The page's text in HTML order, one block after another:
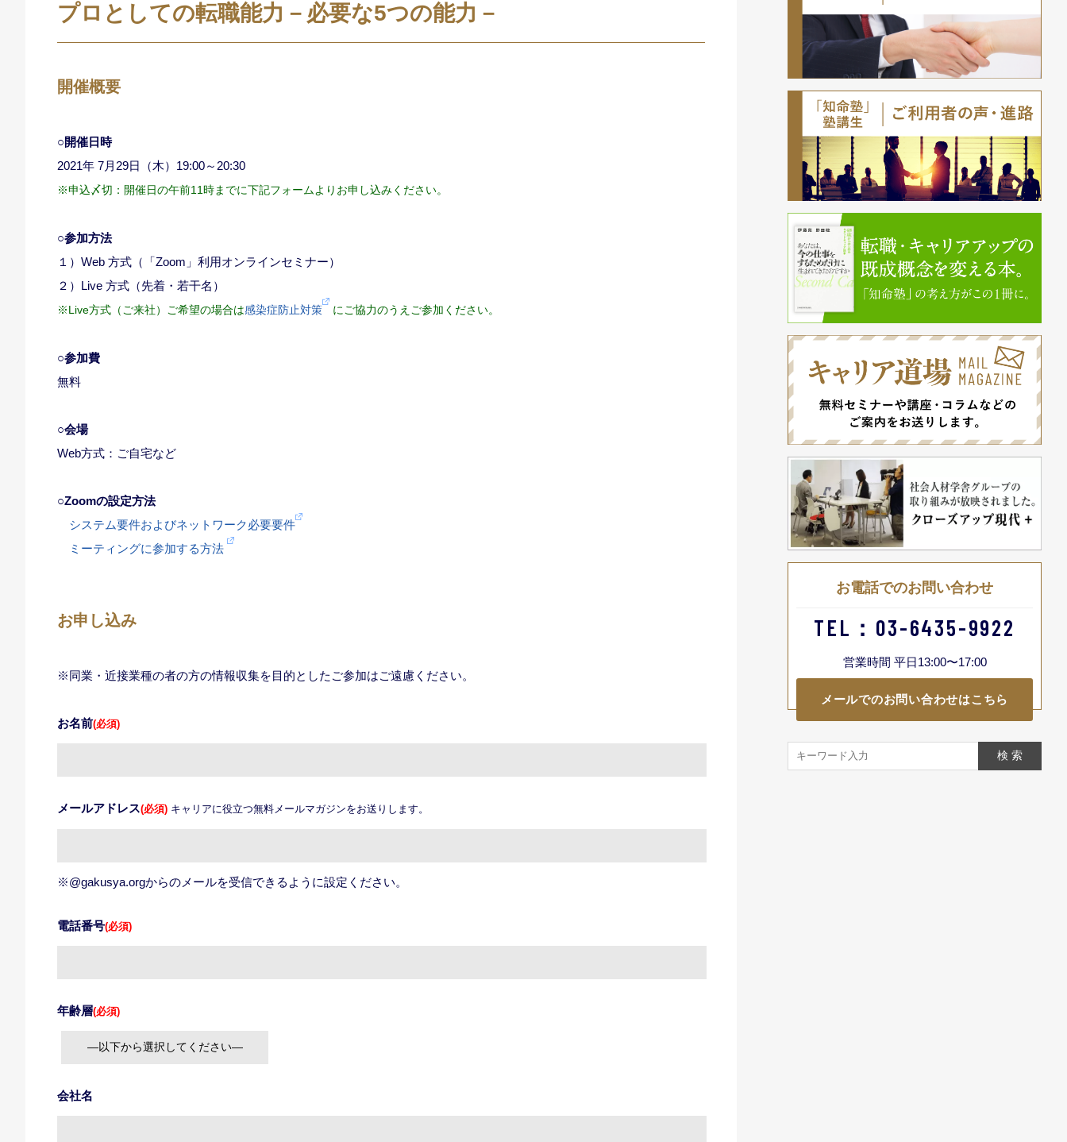
プロとしての転職能力－必要な5つの能力－
開催概要
○開催日時
2021年 7月29日（木）19:00～20:30
※申込〆切：開催日の午前11時までに下記フォームよりお申し込みください。
○参加方法
１）Web 方式（「Zoom」利用オンラインセミナー）
２）Live 方式（先着・若干名）
※Live方式（ご来社）ご希望の場合は感染症防止対策 にご協力のうえご参加ください。
○参加費
無料
○会場
Web方式：ご自宅など
○Zoomの設定方法
システム要件およびネットワーク必要要件
ミーティングに参加する方法
お申し込み
※同業・近接業種の者の方の情報収集を目的としたご参加はご遠慮ください。
お名前(必須)
メールアドレス(必須) キャリアに役立つ無料メールマガジンをお送りします。
※@gakusya.orgからのメールを受信できるように設定ください。
電話番号(必須)
年齢層(必須)
会社名
お電話でのお問い合わせ
TEL：03-6435-9922
営業時間 平日13:00〜17:00
メールでのお問い合わせはこちら